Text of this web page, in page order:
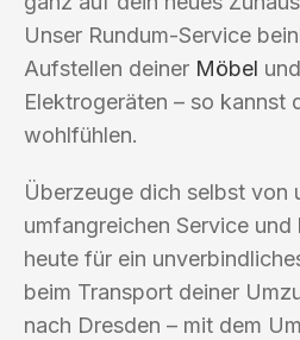
Unser Rundum-Service
Aufstellen deiner Möbel
Elektrogeräten – so kannst
wohlfühlen.
Überzeuge dich selbst von
umfangreichen Service
heute für ein
beim Transport deiner
nach Dresden – mit dem